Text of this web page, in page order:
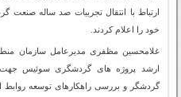
ارتباط با انتقال تجربیات صد ساله
خود را اعلام کردند
غلامحسین مظفری مدیرعامل سازمان
ارشد پروژه‌ های گردشگری سوئیس جهت
گردشگر و بررسی راهکارهای توسعه